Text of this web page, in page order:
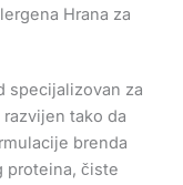
Hrana za
specijalizovan za
tako da
brenda
proteina, čiste